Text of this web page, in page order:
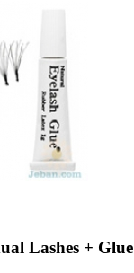
Lashes + Glue